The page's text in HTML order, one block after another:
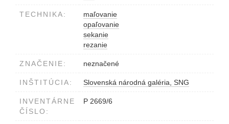
TECHNIKA:
maľovanie
opaľovanie
sekanie
rezanie
ZNAČENIE: neznačené
INŠTITÚCIA: Slovenská národná galéria, SNG
INVENTÁRNE
ČÍSLO:
P 2669/6